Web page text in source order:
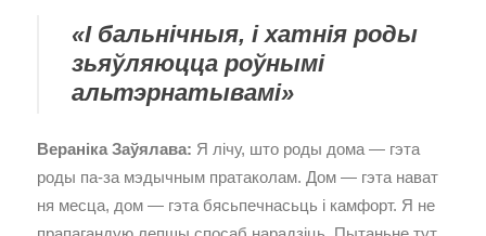
«І бальнічныя, і хатнія роды
зьяўляюцца роўнымі
альтэрнатывамі»
Вераніка Заўялава: Я лічу, што роды дома — гэта
роды па-за мэдычным пратаколам. Дом — гэта нават
ня месца, дом — гэта бясьпечнасьць і камфорт. Я не